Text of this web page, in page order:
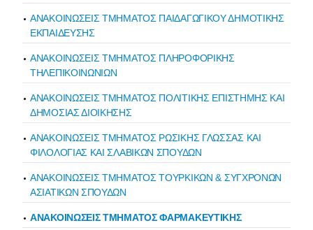
ΑΝΑΚΟΙΝΩΣΕΙΣ ΤΜΗΜΑΤΟΣ ΠΑΙΔΑΓΩΓΙΚΟΥ ΔΗΜΟΤΙΚΗΣ
ΕΚΠΑΙΔΕΥΣΗΣ
ΑΝΑΚΟΙΝΩΣΕΙΣ ΤΜΗΜΑΤΟΣ ΠΛΗΡΟΦΟΡΙΚΗΣ
ΤΗΛΕΠΙΚΟΙΝΩΝΙΩΝ
ΑΝΑΚΟΙΝΩΣΕΙΣ ΤΜΗΜΑΤΟΣ ΠΟΛΙΤΙΚΗΣ ΕΠΙΣΤΗΜΗΣ ΚΑΙ
ΔΗΜΟΣΙΑΣ ΔΙΟΙΚΗΣΗΣ
ΑΝΑΚΟΙΝΩΣΕΙΣ ΤΜΗΜΑΤΟΣ ΡΩΣΙΚΗΣ ΓΛΩΣΣΑΣ ΚΑΙ
ΦΙΛΟΛΟΓΙΑΣ ΚΑΙ ΣΛΑΒΙΚΩΝ ΣΠΟΥΔΩΝ
ΑΝΑΚΟΙΝΩΣΕΙΣ ΤΜΗΜΑΤΟΣ ΤΟΥΡΚΙΚΩΝ & ΣΥΓΧΡΟΝΩΝ
ΑΣΙΑΤΙΚΩΝ ΣΠΟΥΔΩΝ
ΑΝΑΚΟΙΝΩΣΕΙΣ ΤΜΗΜΑΤΟΣ ΦΑΡΜΑΚΕΥΤΙΚΗΣ